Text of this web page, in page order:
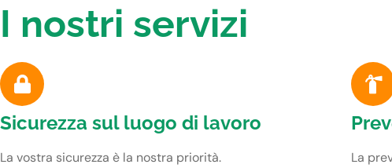
I nostri servizi
Sicurezza sul luogo di lavoro
La vostra sicurezza è la nostra priorità.
La